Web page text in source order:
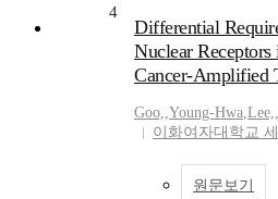
4
Differential
Nuclear
Cancer-Amplified
Goo,,Young-Hwa,Lee,,
이화여자대학교
원문보기